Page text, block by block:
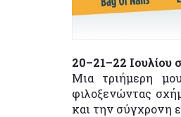
20–21–22 Ιουλίου
Μια τριήμερη
φιλοξενώντας
και την σύγχρονη